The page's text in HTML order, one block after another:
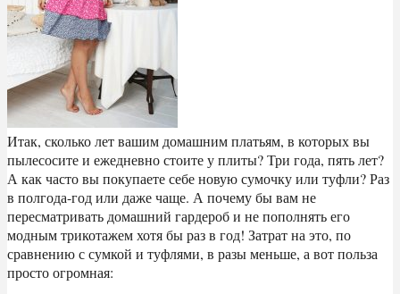
Итак, сколько лет вашим домашним платьям, в которых вы
пылесосите и ежедневно стоите у плиты? Три года, пять лет?
А как часто вы покупаете себе новую сумочку или туфли? Раз
в полгода-год или даже чаще. А почему бы вам не
пересматривать домашний гардероб и не пополнять его
модным трикотажем хотя бы раз в год! Затрат на это, по
сравнению с сумкой и туфлями, в разы меньше, а вот польза
просто огромная: